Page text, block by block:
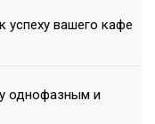
успеху вашего кафе
однофазным и